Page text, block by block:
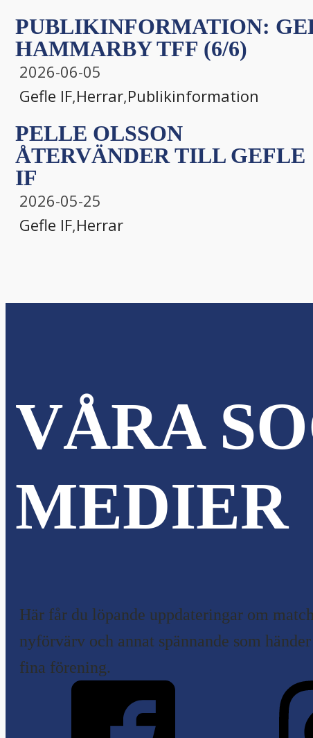
PUBLIKINFORMATION:
HAMMARBY TFF (6/6)
2026-06-05
Gefle IF,Herrar,Publikinformation
PELLE OLSSON
ÅTERVÄNDER TILL GEFLE
IF
2026-05-25
Gefle IF,Herrar
VÅRA
MEDIER
Här får du löpande uppdateringar om
nyförvärv och annat spännande som
fina förening.